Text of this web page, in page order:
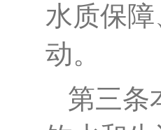
水质保
动。
第三条